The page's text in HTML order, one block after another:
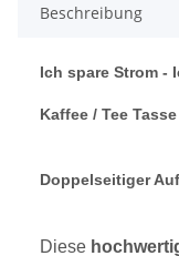
Beschreibung
Ich spare Strom -
Kaffee / Tee Tasse
Doppelseitiger
Diese